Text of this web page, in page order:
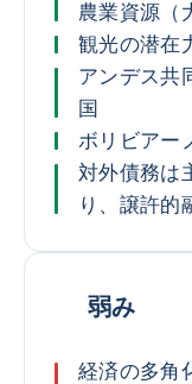
農業資源（
観光の潜在
アンデス共
国
ボリビアー
対外債務は
り、譲許的
弱み
経済の多角